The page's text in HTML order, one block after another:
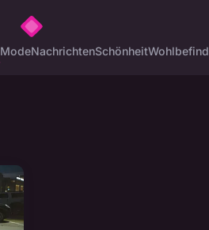
ModeNachrichtenSchönheit